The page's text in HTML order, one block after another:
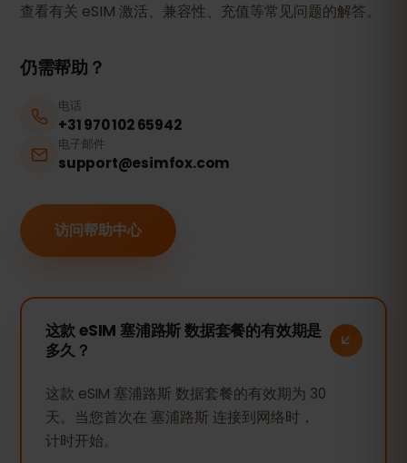
查看有关 eSIM 激活、兼容性、充值等常见问题的解答。
仍需帮助？
电话
+31 970 102 65942
电子邮件
support@esimfox.com
访问帮助中心
这款 eSIM 塞浦路斯 数据套餐的有效期是
多久？
这款 eSIM 塞浦路斯 数据套餐的有效期为 30
天。当您首次在 塞浦路斯 连接到网络时，
计时开始。